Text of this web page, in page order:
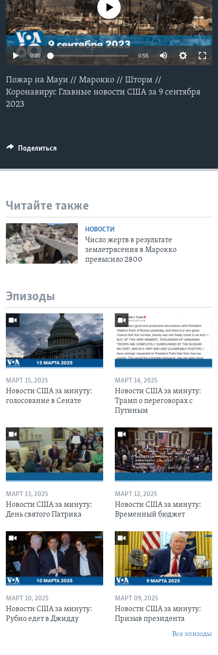
Learning English
СОЦИАЛЬНЫЕ СЕТИ
Языки
No media source currently available
0:00 0:55
Пожар на Мауи // Марокко // Шторм //
Коронавирус Главные новости США за 9 сентября
2023
Поделиться
Читайте также
НОВОСТИ
Число жертв в результате
землетрясения в Марокко
превысило 2800
Эпизоды
МАРТ 15, 2025
Новости США за минуту:
голосование в Сенате
МАРТ 14, 2025
Новости США за минуту:
Трамп о переговорах с
Путиным
МАРТ 13, 2025
Новости США за минуту:
День святого Патрика
МАРТ 12, 2025
Новости США за минуту:
Временный бюджет
МАРТ 10, 2025
Новости США за минуту:
Рубио едет в Джидду
МАРТ 09, 2025
Новости США за минуту:
Призыв президента
Все эпизоды